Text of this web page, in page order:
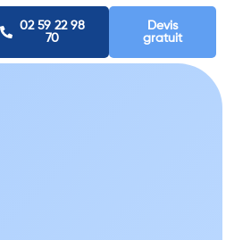
02 59 22 98
70
Devis
gratuit